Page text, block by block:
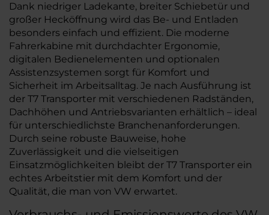
Dank niedriger Ladekante, breiter Schiebetür und
großer Hecköffnung wird das Be- und Entladen
besonders einfach und effizient. Die moderne
Fahrerkabine mit durchdachter Ergonomie,
digitalen Bedienelementen und optionalen
Assistenzsystemen sorgt für Komfort und
Sicherheit im Arbeitsalltag. Je nach Ausführung ist
der T7 Transporter mit verschiedenen Radständen,
Dachhöhen und Antriebsvarianten erhältlich – ideal
für unterschiedlichste Branchenanforderungen.
Durch seine robuste Bauweise, hohe
Zuverlässigkeit und die vielseitigen
Einsatzmöglichkeiten bleibt der T7 Transporter ein
echtes Arbeitstier mit dem Komfort und der
Qualität, die man von VW erwartet.